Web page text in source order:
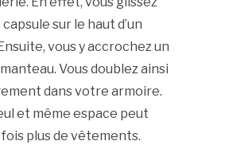
sur le haut d’un
vous y accrochez un
Vous doublez ainsi
dans votre armoire.
et même espace peut
plus de vêtements.